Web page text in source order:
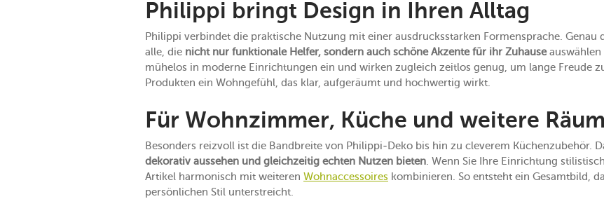
Philippi bringt Design in Ihren Alltag
Philippi verbindet die praktische Nutzung mit einer ausdrucksstarken Formensprache. Genau
alle, die nicht nur funktionale Helfer, sondern auch schöne Akzente für ihr Zuhause
mühelos in moderne Einrichtungen ein und wirken zugleich zeitlos genug, um lange Freude
Produkten ein Wohngefühl, das klar, aufgeräumt und hochwertig wirkt.
Für Wohnzimmer, Küche und weitere
Besonders reizvoll ist die Bandbreite von Philippi-Deko bis hin zu cleverem Küchenzubehör.
dekorativ aussehen und gleichzeitig echten Nutzen bieten. Wenn Sie Ihre Einrichtung
Artikel harmonisch mit weiteren Wohnaccessoires kombinieren. So entsteht ein Gesamtbild,
persönlichen Stil unterstreicht.